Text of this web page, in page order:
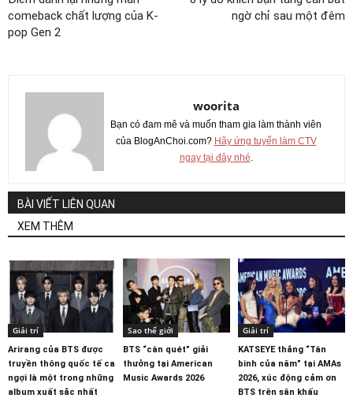
comeback chất lượng của K-
pop Gen 2
ngờ chỉ sau một đêm
woorita
Bạn có đam mê và muốn tham gia làm thành viên
của BlogAnChoi.com? Hãy ứng tuyển làm CTV
ngay tại đây nhé.
BÀI VIẾT LIÊN QUAN
XEM THÊM
Giải trí
Arirang của BTS được
truyền thông quốc tế ca
ngợi là một trong những
album xuất sắc nhất
Sao thế giới
BTS “càn quét” giải
thưởng tại American
Music Awards 2026
Giải trí
KATSEYE thắng “Tân
binh của năm” tại AMAs
2026, xúc động cảm ơn
BTS trên sân khấu